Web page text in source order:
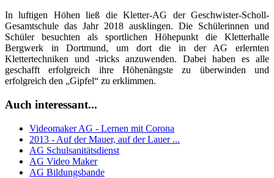
In luftigen Höhen ließ die Kletter-AG der Geschwister-Scholl-
Gesamtschule das Jahr 2018 ausklingen. Die Schülerinnen und
Schüler besuchten als sportlichen Höhepunkt die Kletterhalle
Bergwerk in Dortmund, um dort die in der AG erlernten
Klettertechniken und -tricks anzuwenden. Dabei haben es alle
geschafft erfolgreich ihre Höhenängste zu überwinden und
erfolgreich den „Gipfel“ zu erklimmen.
Auch interessant...
Videomaker AG - Lernen mit Corona
2013 - Auf der Mauer, auf der Lauer ...
AG Schulsanitätsdienst
AG Video Maker
AG Bildungsbande